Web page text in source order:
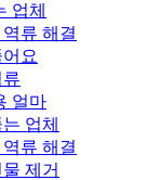
업체
류 해결
요
얼마
업체
류 해결
제거